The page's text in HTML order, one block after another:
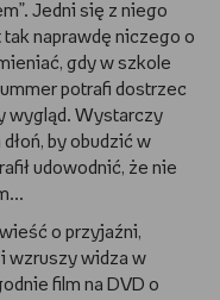
Jedni się z niego
naprawdę niczego o
gdy w szkole
potrafi dostrzec
wygląd. Wystarczy
by obudzić w
udowodnić, że nie
o przyjaźni,
wzruszy widza w
film na DVD o